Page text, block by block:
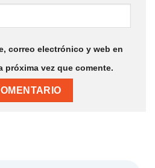
correo electrónico y web en
próxima vez que comente.